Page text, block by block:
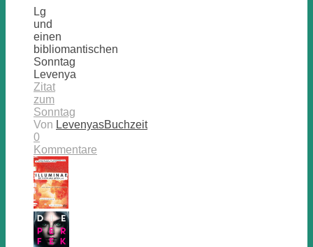
Lg
und
einen
bibliomantischen
Sonntag
Levenya
Zitat
zum
Sonntag
Von LevenyasBuchzeit
0
Kommentare